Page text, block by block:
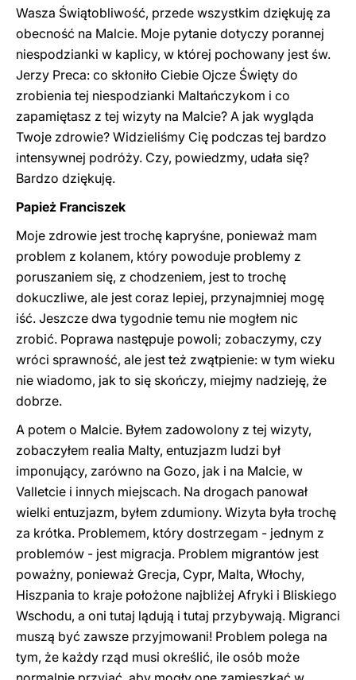
Wasza Świątobliwość, przede wszystkim dziękuję za
obecność na Malcie. Moje pytanie dotyczy porannej
niespodzianki w kaplicy, w której pochowany jest św.
Jerzy Preca: co skłoniło Ciebie Ojcze Święty do
zrobienia tej niespodzianki Maltańczykom i co
zapamiętasz z tej wizyty na Malcie? A jak wygląda
Twoje zdrowie? Widzieliśmy Cię podczas tej bardzo
intensywnej podróży. Czy, powiedzmy, udała się?
Bardzo dziękuję.
Papież Franciszek
Moje zdrowie jest trochę kapryśne, ponieważ mam
problem z kolanem, który powoduje problemy z
poruszaniem się, z chodzeniem, jest to trochę
dokuczliwe, ale jest coraz lepiej, przynajmniej mogę
iść. Jeszcze dwa tygodnie temu nie mogłem nic
zrobić. Poprawa następuje powoli; zobaczymy, czy
wróci sprawność, ale jest też zwątpienie: w tym wieku
nie wiadomo, jak to się skończy, miejmy nadzieję, że
dobrze.
A potem o Malcie. Byłem zadowolony z tej wizyty,
zobaczyłem realia Malty, entuzjazm ludzi był
imponujący, zarówno na Gozo, jak i na Malcie, w
Valletcie i innych miejscach. Na drogach panował
wielki entuzjazm, byłem zdumiony. Wizyta była trochę
za krótka. Problemem, który dostrzegam - jednym z
problemów - jest migracja. Problem migrantów jest
poważny, ponieważ Grecja, Cypr, Malta, Włochy,
Hiszpania to kraje położone najbliżej Afryki i Bliskiego
Wschodu, a oni tutaj lądują i tutaj przybywają. Migranci
muszą być zawsze przyjmowani! Problem polega na
tym, że każdy rząd musi określić, ile osób może